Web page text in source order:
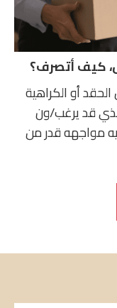
كيف أتصرف؟
أو الكراهية
قد يرغب/ون
مواجهه قدر من